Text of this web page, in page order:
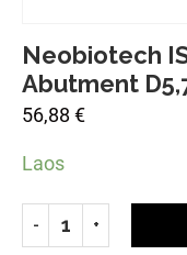
Neobiotech
Abutment
56,88 €
Laos